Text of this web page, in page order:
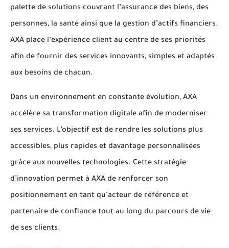
palette de solutions couvrant l’assurance des biens, des
personnes, la santé ainsi que la gestion d’actifs financiers.
AXA place l’expérience client au centre de ses priorités
afin de fournir des services innovants, simples et adaptés
aux besoins de chacun.
Dans un environnement en constante évolution, AXA
accélère sa transformation digitale afin de moderniser
ses services. L’objectif est de rendre les solutions plus
accessibles, plus rapides et davantage personnalisées
grâce aux nouvelles technologies. Cette stratégie
d’innovation permet à AXA de renforcer son
positionnement en tant qu’acteur de référence et
partenaire de confiance tout au long du parcours de vie
de ses clients.